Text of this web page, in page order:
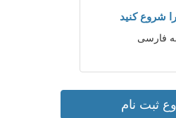
شروع کنید
فارسی
ثبت نام